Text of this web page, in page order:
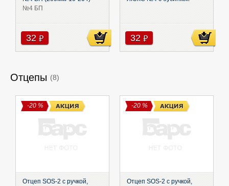
№4 БП
32 руб 32 руб
Отцепы (8)
-20 %
Отцеп SOS-2 с ручкой,
-20 %
Отцеп SOS-2 с ручкой,